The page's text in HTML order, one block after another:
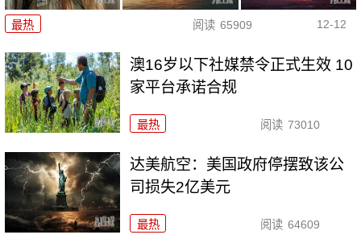
最热 阅读 65909 12-12
澳16岁以下社媒禁令正式生效 10
家平台承诺合规
最热 阅读 73010
达美航空：美国政府停摆致该公
司损失2亿美元
最热 阅读 64609